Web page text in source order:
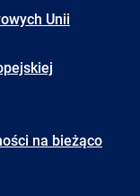
Unii
na bieżąco